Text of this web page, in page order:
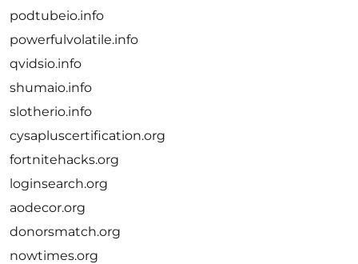
podtubeio.info
powerfulvolatile.info
qvidsio.info
shumaio.info
slotherio.info
cysapluscertification.org
fortnitehacks.org
loginsearch.org
aodecor.org
donorsmatch.org
nowtimes.org